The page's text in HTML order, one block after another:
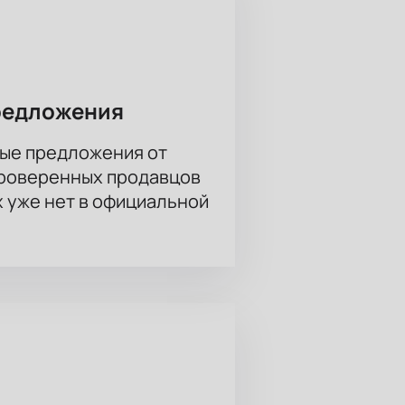
стать частью этого
предложения от
продавцов
нет в официальной